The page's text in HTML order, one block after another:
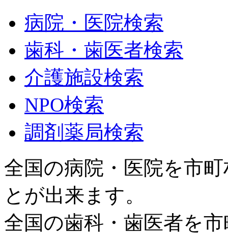
病院・医院検索
歯科・歯医者検索
介護施設検索
NPO検索
調剤薬局検索
全国の病院・医院を市
とが出来ます。
全国の歯科・歯医者を